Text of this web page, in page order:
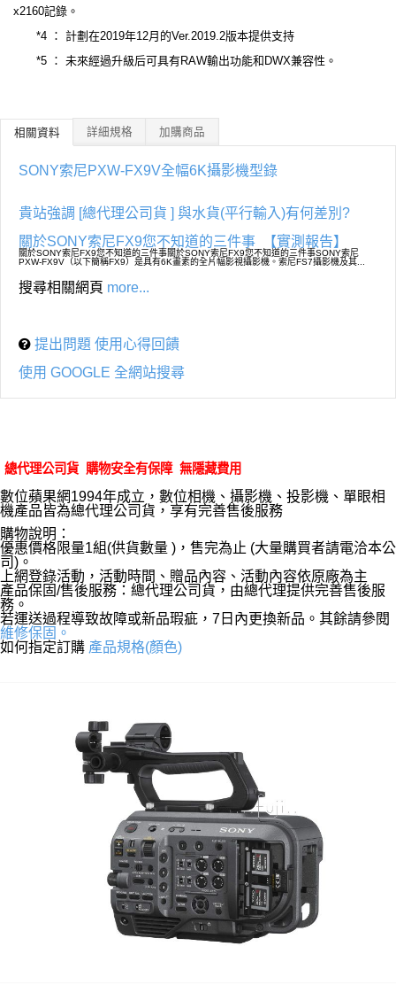
x2160記錄。
*4 ： 計劃在2019年12月的Ver.2019.2版本提供支持
*5 ： 未來經過升級后可具有RAW輸出功能和DWX兼容性。
相關資料 詳細規格 加購商品
SONY索尼PXW-FX9V全幅6K攝影機型錄
貴站強調 [總代理公司貨 ] 與水貨(平行輸入)有何差別?
關於SONY索尼FX9您不知道的三件事
【實測報告】
關於SONY索尼FX9您不知道的三件事關於SONY索尼FX9您不知道的三件事SONY索尼
PXW-FX9V（以下簡稱FX9）是具有6K畫素的全片幅影視攝影機。索尼FS7攝影機及其...
搜尋相關網頁 more...
提出問題 使用心得回饋
使用 GOOGLE 全網站搜尋
總代理公司貨 購物安全有保障 無隱藏費用
數位蘋果網1994年成立，數位相機、攝影機、投影機、單眼相
機產品皆為總代理公司貨，享有完善售後服務
購物說明：
優惠價格限量1組(供貨數量 )，售完為止 (大量購買者請電洽本公
司)。
上網登錄活動，活動時間、贈品內容、活動內容依原廠為主
產品保固/售後服務：總代理公司貨，由總代理提供完善售後服
務。
若運送過程導致故障或新品瑕疵，7日內更換新品。其餘請參閱
維修保固。
如何指定訂購 產品規格(顏色)